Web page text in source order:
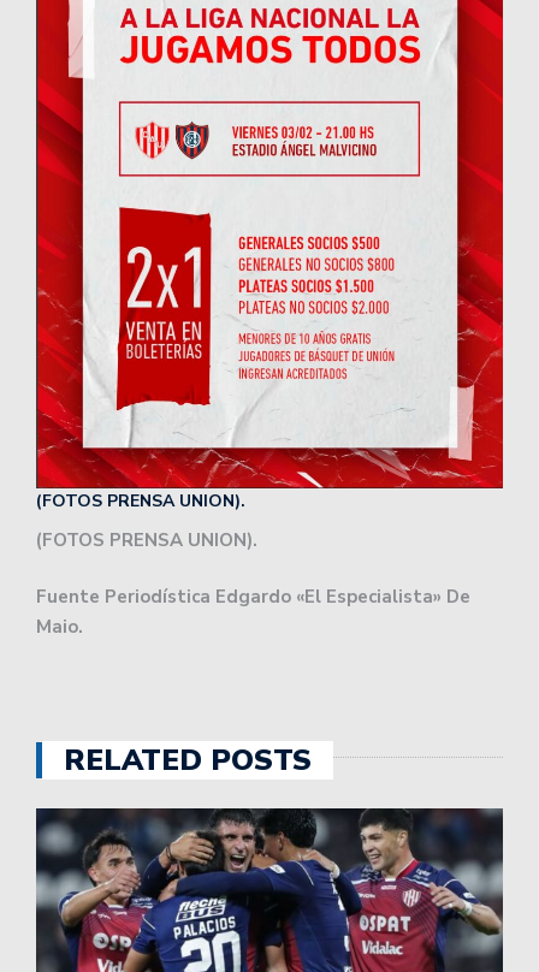
(FOTOS PRENSA UNION).
(FOTOS PRENSA UNION).
Fuente Periodística Edgardo «El Especialista» De
Maio.
RELATED POSTS